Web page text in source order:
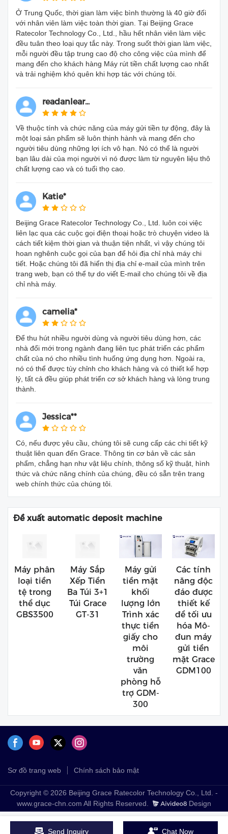
Ở Trung Quốc, thời gian làm việc bình thường là 40 giờ đối
với nhân viên làm việc toàn thời gian. Tại Beijing Grace
Ratecolor Technology Co., Ltd., hầu hết nhân viên làm việc
đều tuân theo loại quy tắc này. Trong suốt thời gian làm việc,
mỗi người đều tập trung cao độ cho công việc của mình để
mang đến cho khách hàng Máy rút tiền chất lượng cao nhất
và trải nghiệm khó quên khi hợp tác với chúng tôi.
readanlear...
Về thuộc tính và chức năng của máy gửi tiền tự động, đây là
một loại sản phẩm sẽ luôn thịnh hành và mang đến cho
người tiêu dùng những lợi ích vô hạn. Nó có thể là người
bạn lâu dài của mọi người vì nó được làm từ nguyên liệu thô
chất lượng cao và có tuổi thọ cao.
Katie*
Beijing Grace Ratecolor Technology Co., Ltd. luôn coi việc
liên lạc qua các cuộc gọi điện thoại hoặc trò chuyện video là
cách tiết kiệm thời gian và thuận tiện nhất, vì vậy chúng tôi
hoan nghênh cuộc gọi của bạn để hỏi địa chỉ nhà máy chi
tiết. Hoặc chúng tôi đã hiển thị địa chỉ e-mail của mình trên
trang web, bạn có thể tự do viết E-mail cho chúng tôi về địa
chỉ nhà máy.
camelia*
Để thu hút nhiều người dùng và người tiêu dùng hơn, các
nhà đổi mới trong ngành đang liên tục phát triển các phẩm
chất của nó cho nhiều tình huống ứng dụng hơn. Ngoài ra,
nó có thể được tùy chỉnh cho khách hàng và có thiết kế hợp
lý, tất cả đều giúp phát triển cơ sở khách hàng và lòng trung
thành.
Jessica**
Có, nếu được yêu cầu, chúng tôi sẽ cung cấp các chi tiết kỹ
thuật liên quan đến Grace. Thông tin cơ bản về các sản
phẩm, chẳng hạn như vật liệu chính, thông số kỹ thuật, hình
thức và chức năng chính của chúng, đều có sẵn trên trang
web chính thức của chúng tôi.
Đề xuất automatic deposit machine
Máy phân
loại tiền
tệ trong
thể dục
GBS3500
Máy Sắp
Xếp Tiền
Ba Túi 3+1
Túi Grace
GT-31
Máy gửi
tiền mặt
khối
lượng lớn
Trình xác
thực tiền
giấy cho
môi
trường
văn
phòng hỗ
trợ GDM-
300
Các tính
năng độc
đáo được
thiết kế
để tối ưu
hóa Mô-
đun máy
gửi tiền
mặt Grace
GDM100
Sơ đồ trang web Chính sách bảo mật
Copyright © 2026 Beijing Grace Ratecolor Technology Co., Ltd. -
www.grace-chn.com All Rights Reserved.
Design
Send Inquiry Chat Now